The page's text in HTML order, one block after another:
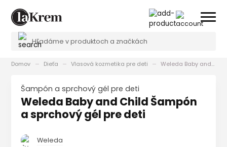
Domov Dieťa Vlasová kozmetika pre deti Weleda Baby and Child Šampón a sprchový gél pre deti
Šampón a sprchový gél pre deti
Weleda Baby and Child Šampón
a sprchový gél pre deti
Weleda